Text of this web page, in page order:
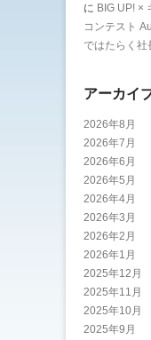
に BIG UP! ×
コンテスト
ではたらく社
アーカイ
2026年8月
2026年7月
2026年6月
2026年5月
2026年4月
2026年3月
2026年2月
2026年1月
2025年12月
2025年11月
2025年10月
2025年9月